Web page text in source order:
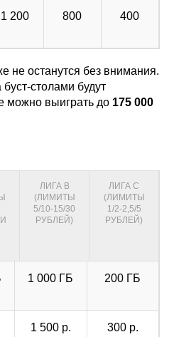
1 200 800 400
не останутся без внимания.
буст-столами будут
можно выиграть до 175 000
ЛИГА B
(ЛИМИТЫ
5/10-15/30
РУБЛЕЙ)
ЛИГА С
(ЛИМИТЫ
1/2-2,5/5
РУБЛЕЙ)
1 000 ГБ 200 ГБ
1 500 р. 300 р.